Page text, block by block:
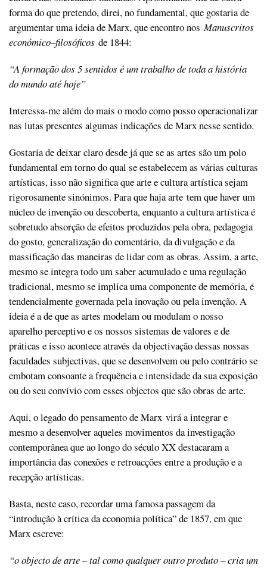
forma do que pretendo, direi, no fundamental, que gostaria de
argumentar uma ideia de Marx, que encontro nosManuscritos
económico–filosóficos de 1844:
“A formação dos 5 sentidos é um trabalho de toda a história
do mundo até hoje”
Interessa-me além do mais o modo como posso operacionalizar
nas lutas presentes algumas indicações de Marx nesse sentido.
Gostaria de deixar claro desde já que se as artes são um polo
fundamental em torno do qual se estabelecem as várias culturas
artísticas, isso não significa que arte e cultura artística sejam
rigorosamente sinónimos. Para que haja arte tem que haver um
núcleo de invenção ou descoberta, enquanto a cultura artística é
sobretudo absorção de efeitos produzidos pela obra, pedagogia
do gosto, generalização do comentário, da divulgação e da
massificação das maneiras de lidar com as obras. Assim, a arte,
mesmo se integra todo um saber acumulado e uma regulação
tradicional, mesmo se implica uma componente de memória, é
tendencialmente governada pela inovação ou pela invenção. A
ideia é a de que as artes modelam ou modulam o nosso
aparelho perceptivo e os nossos sistemas de valores e de
práticas e isso acontece através da objectivação dessas nossas
faculdades subjectivas, que se desenvolvem ou pelo contrário se
embotam consoante a frequência e intensidade da sua exposição
ou do seu convívio com esses objectos que são obras de arte.
Aqui, o legado do pensamento de Marx virá a integrar e
mesmo a desenvolver aqueles movimentos da investigação
contemporânea que ao longo do século XX destacaram a
importância das conexões e retroacções entre a produção e a
recepção artísticas.
Basta, neste caso, recordar uma famosa passagem da
“introdução à crítica da economia política” de 1857, em que
Marx escreve:
“o objecto de arte – tal como qualquer outro produto – cria um